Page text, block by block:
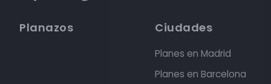
Planazos Ciudades
Planes en Madrid
Planes en Barcelona